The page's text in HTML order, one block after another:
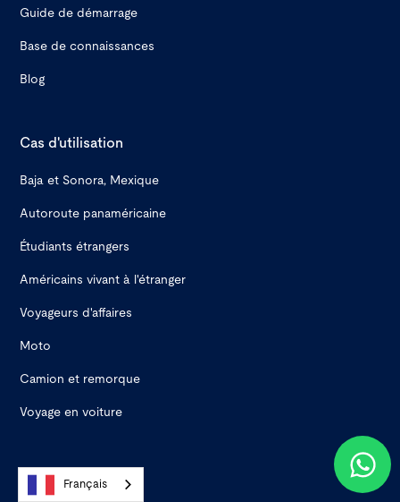
Guide de démarrage
Base de connaissances
Blog
Cas d'utilisation
Baja et Sonora, Mexique
Autoroute panaméricaine
Étudiants étrangers
Américains vivant à l'étranger
Voyageurs d'affaires
Moto
Camion et remorque
Voyage en voiture
Adresse
Français